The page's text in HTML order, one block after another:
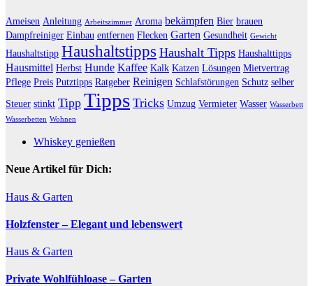
Ameisen Anleitung Arbeitszimmer Aroma bekämpfen Bier brauen
Dampfreiniger Einbau entfernen Flecken Garten Gesundheit Gewicht
Haushaltstipp Haushaltstipps Haushalt Tipps Haushalttipps
Hausmittel Herbst Hunde Kaffee Kalk Katzen Lösungen Mietvertrag
Pflege Preis Putztipps Ratgeber Reinigen Schlafstörungen Schutz selber
Steuer stinkt Tipp Tipps Tricks Umzug Vermieter Wasser Wasserbett
Wasserbetten Wohnen
Whiskey genießen
Neue Artikel für Dich:
Haus & Garten
Holzfenster – Elegant und lebenswert
Haus & Garten
Private Wohlfühloase – Garten